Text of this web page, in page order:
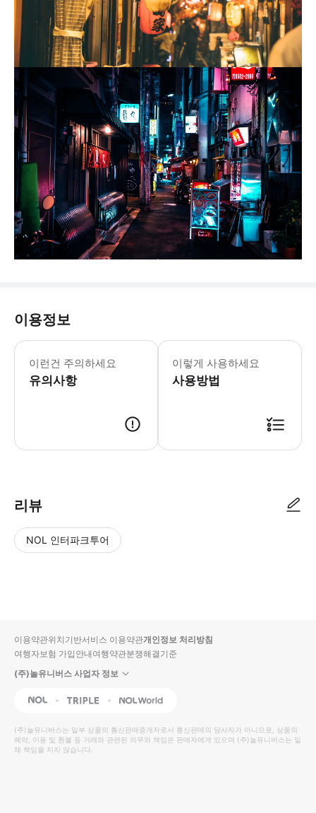
이용정보
이런건 주의하세요
유의사항
이렇게 사용하세요
사용방법
리뷰
NOL 인터파크투어
입니
다.
높
은
순
동
영
상
순
상
이용약관위치기반서비스 이용약관개인정보 처리방침
여행자보험 가입안내여행약관분쟁해결기준
(주)놀유니버스 사업자 정보
NOL Triple Interpark Global
(주)놀유니버스는 일부 상품의 통신판매중개자로서 통신판매의 당사자가 아니므로, 상품의
예약, 이용 및 환불 등 거래와 관련된 의무와 책임은 판매자에게 있으며 (주)놀유니버스는 일
체 책임을 지지 않습니다.